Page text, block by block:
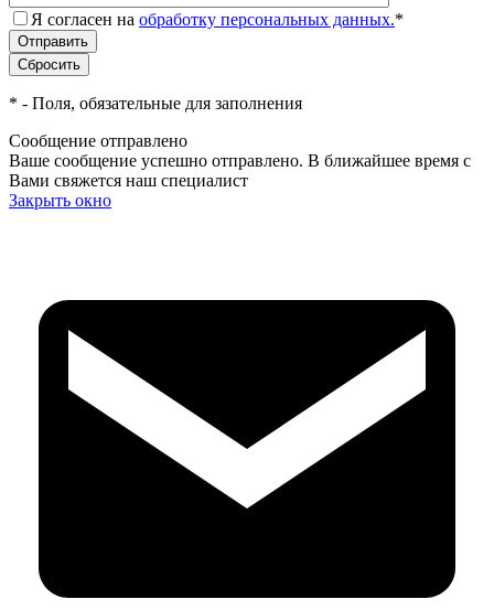
Я согласен на обработку персональных данных.*
* - Поля, обязательные для заполнения
Сообщение отправлено
Ваше сообщение успешно отправлено. В ближайшее время с
Вами свяжется наш специалист
Закрыть окно